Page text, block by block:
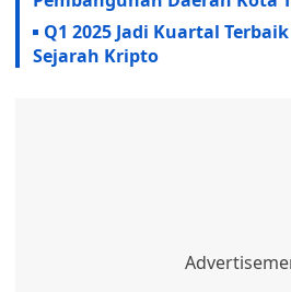
Q1 2025 Jadi Kuartal
Sejarah Kripto